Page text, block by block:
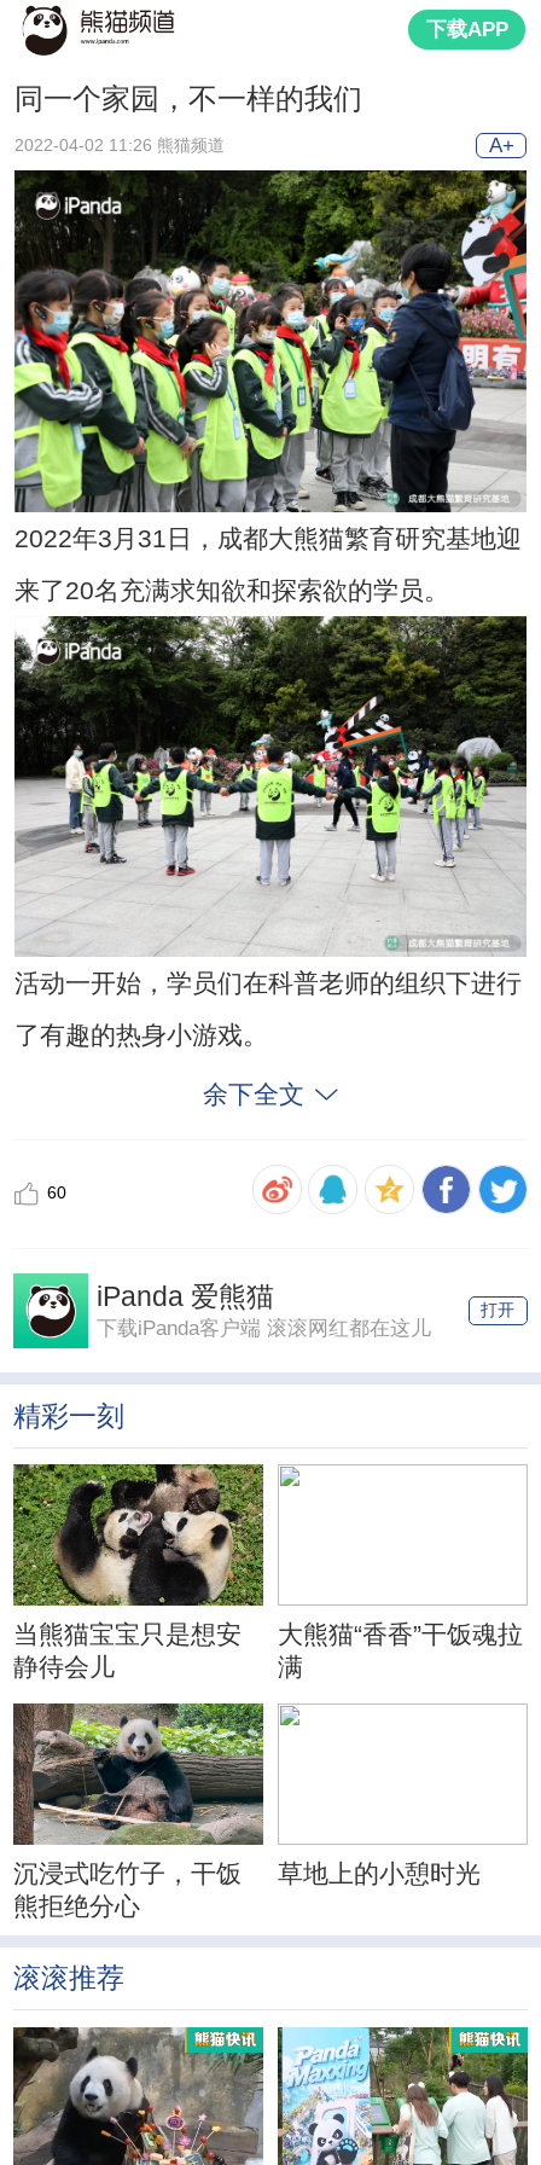
下载APP
同一个家园，不一样的我们
2022-04-02 11:26 熊猫频道 A+
2022年3月31日，成都大熊猫繁育研究基地迎
来了20名充满求知欲和探索欲的学员。
活动一开始，学员们在科普老师的组织下进行
了有趣的热身小游戏。
余下全文
60
iPanda 爱熊猫
下载iPanda客户端 滚滚网红都在这儿
打开
精彩一刻
当熊猫宝宝只是想安
静待会儿
大熊猫“香香”干饭魂拉
满
沉浸式吃竹子，干饭
熊拒绝分心
草地上的小憩时光
滚滚推荐